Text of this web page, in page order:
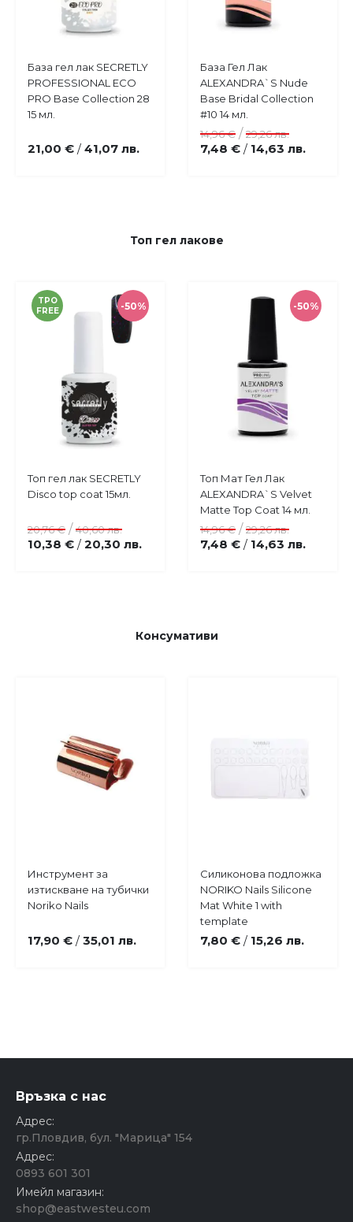
Добави
в
любими
Купи
База гел лак SECRETLY
PROFESSIONAL ECO
PRO Base Collection 28
15 мл.
21,00 € / 41,07 лв.
Добави
в
любими
Купи
База Гел Лак
ALEXANDRA`S Nude
Base Bridal Collection
#10 14 мл.
7,48 € / 14,63 лв.
14,96 € / 29,26 лв.
Топ гел лакове
-50%
TPO
FREE
Добави
в
Купи
Топ гел лак SECRETLY
Disco top coat 15мл.
10,38 € / 20,30 лв.
20,76 € /40,60 лв.
-50%
Добави
в
любими
Купи
Топ Мат Гел Лак
ALEXANDRA`S Velvet
Matte Top Coat 14 мл.
7,48 € / 14,63 лв.
14,96 € /29,26 лв.
Консумативи
Добави
в
Купи
Инструмент за
изтискване на тубички
Noriko Nails
17,90 € / 35,01 лв.
Добави
в
Купи
Силиконова подложка
NORIKO Nails Silicone
Mat White 1 with
template
7,80 € / 15,26 лв.
Връзка с нас
Адрес:
гр.Пловдив, бул. "Марица" 154
Адрес:
0893 601 301
Имейл магазин:
shop@eastwesteu.com